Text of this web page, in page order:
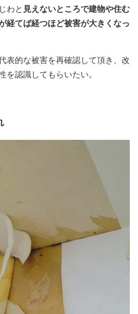
わと 見えないところで建物や住む
経てば経つほど被害が大きくなっ
表的な被害を再確認して頂き、改
を認識してもらいたい。